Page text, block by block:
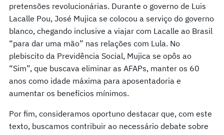
pretensões revolucionárias. Durante o governo de Luis
Lacalle Pou, José Mujica se colocou a serviço do governo
blanco, chegando inclusive a viajar com Lacalle ao Brasil
“para dar uma mão” nas relações com Lula. No
plebiscito da Previdência Social, Mujica se opôs ao
“Sim”, que buscava eliminar as AFAPs, manter os 60
anos como idade máxima para aposentadoria e
aumentar os benefícios mínimos.
Por fim, consideramos oportuno destacar que, com este
texto, buscamos contribuir ao necessário debate sobre